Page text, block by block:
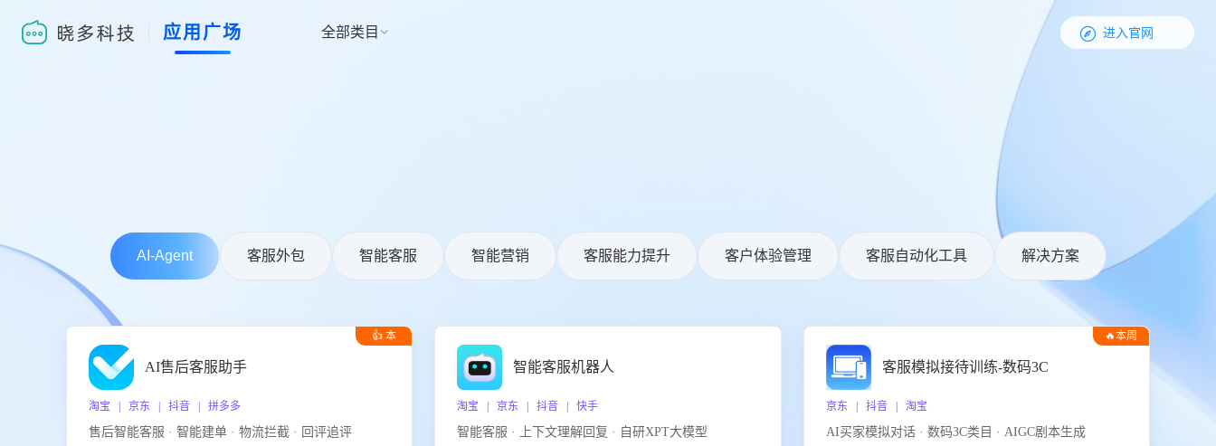
应用广场 全部类目   进入官网
AI-Agent 客服外包 智能客服 智能营销 客服能力提升 客户体验管理 客服自动化工具 解决方案
👍 本
AI售后客服助手
淘宝 | 京东 | 抖音 | 拼多多
售后智能客服 · 智能建单 · 物流拦截 · 回评追评
智能客服机器人
淘宝 | 京东 | 抖音 | 快手
智能客服 · 上下文理解回复 · 自研XPT大模型
🔥本周
客服模拟接待训练-数码3C
京东 | 抖音 | 淘宝
AI买家模拟对话 · 数码3C类目 · AIGC剧本生成